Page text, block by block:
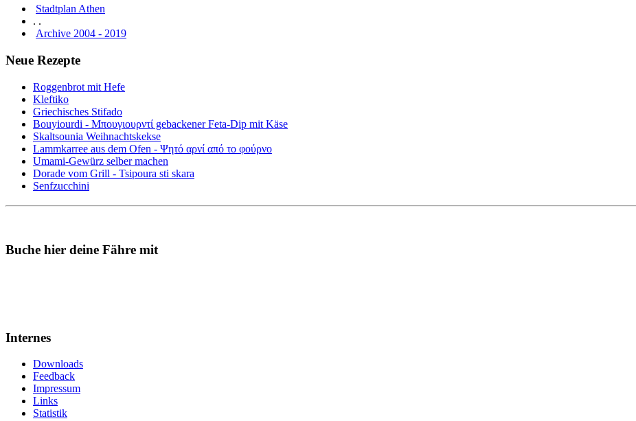
Stadtplan Athen
. .
Archive 2004 - 2019
Neue Rezepte
Roggenbrot mit Hefe
Kleftiko
Griechisches Stifado
Bouyiourdi - Μπουγιουρντί gebackener Feta-Dip mit Käse
Skaltsounia Weihnachtskekse
Lammkarree aus dem Ofen - Ψητό αρνί από το φούρνο
Umami-Gewürz selber machen
Dorade vom Grill - Tsipoura sti skara
Senfzucchini
Buche hier deine Fähre mit
Internes
Downloads
Feedback
Impressum
Links
Statistik